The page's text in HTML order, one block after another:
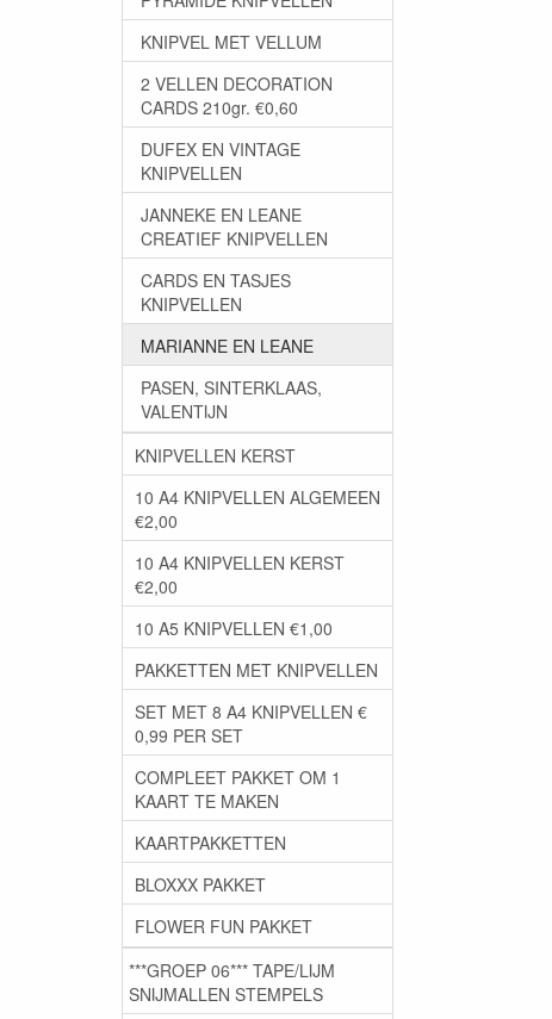
KNIPVEL MET VELLUM
2 VELLEN DECORATION
CARDS 210gr. €0,60
DUFEX EN VINTAGE
KNIPVELLEN
JANNEKE EN LEANE
CREATIEF KNIPVELLEN
CARDS EN TASJES
KNIPVELLEN
MARIANNE EN LEANE
PASEN, SINTERKLAAS,
VALENTIJN
KNIPVELLEN KERST
10 A4 KNIPVELLEN ALGEMEEN
€2,00
10 A4 KNIPVELLEN KERST
€2,00
10 A5 KNIPVELLEN €1,00
PAKKETTEN MET KNIPVELLEN
SET MET 8 A4 KNIPVELLEN €
0,99 PER SET
COMPLEET PAKKET OM 1
KAART TE MAKEN
KAARTPAKKETTEN
BLOXXX PAKKET
FLOWER FUN PAKKET
***GROEP 06*** TAPE/LIJM
SNIJMALLEN STEMPELS